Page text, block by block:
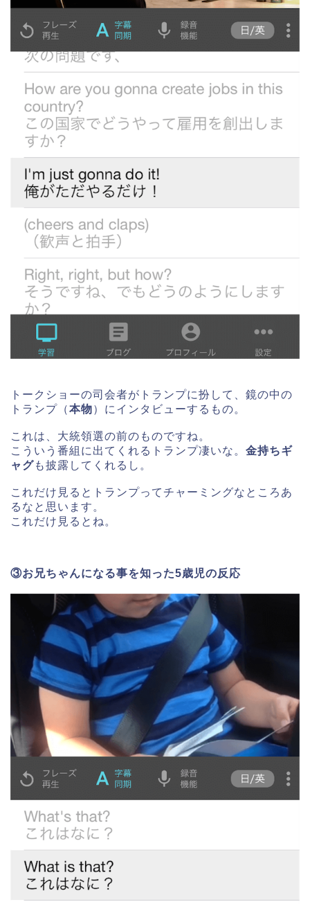
トークショーの司会者がトランプに扮して、鏡の中の
トランプ（本物）にインタビューするもの。
これは、大統領選の前のものですね。
こういう番組に出てくれるトランプ凄いな。 金持ちギ
ャグも披露してくれるし。
これだけ見るとトランプってチャーミングなところあ
るなと思います。
これだけ見るとね。
③お兄ちゃんになる事を知った5歳児の反応